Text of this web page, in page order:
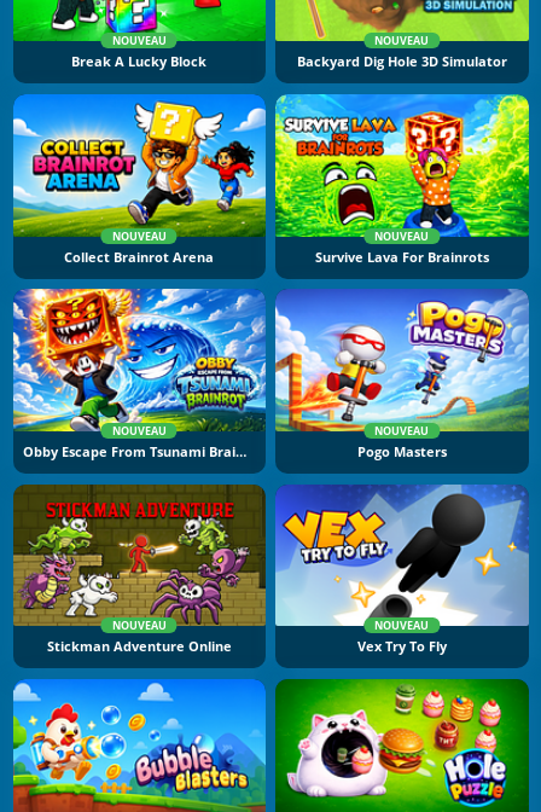
NOUVEAU
Break A Lucky Block
NOUVEAU
Backyard Dig Hole 3D Simulator
NOUVEAU
Collect Brainrot Arena
NOUVEAU
Survive Lava For Brainrots
NOUVEAU
Obby Escape From Tsunami Brainrot
NOUVEAU
Pogo Masters
NOUVEAU
Stickman Adventure Online
NOUVEAU
Vex Try To Fly